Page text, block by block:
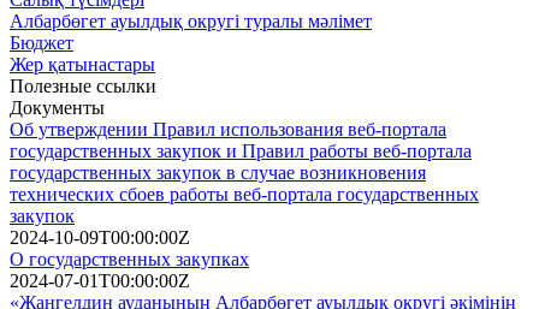
Албарбөгет ауылдық округі туралы мәлімет
Бюджет
Жер қатынастары
Полезные ссылки
Документы
Об утверждении Правил использования веб-портала
государственных закупок и Правил работы веб-портала
государственных закупок в случае возникновения
технических сбоев работы веб-портала государственных
закупок
2024-10-09T00:00:00Z
О государственных закупках
2024-07-01T00:00:00Z
«Жангелдин ауданының Албарбөгет ауылдық округі әкімінің